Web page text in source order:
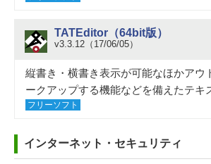
TATEditor（64bit版）
v3.3.12（17/06/05）
縦書き・横書き表示が可能なほかアウ
ークアップする機能などを備えたテキ
フリーソフト
インターネット・セキュリティ